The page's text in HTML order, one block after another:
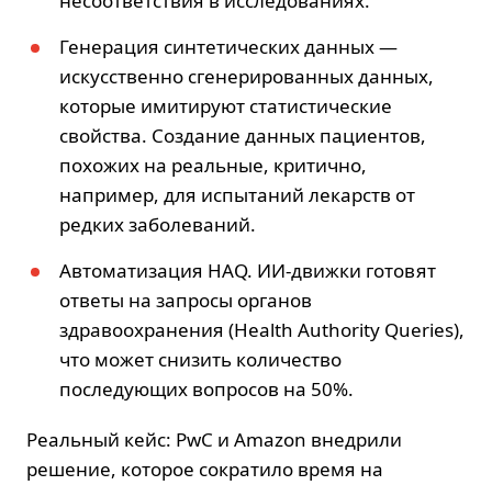
Генерация синтетических данных —
искусственно сгенерированных данных,
которые имитируют статистические
свойства. Создание данных пациентов,
похожих на реальные, критично,
например, для испытаний лекарств от
редких заболеваний.
Автоматизация HAQ. ИИ-движки готовят
ответы на запросы органов
здравоохранения (Health Authority Queries),
что может снизить количество
последующих вопросов на 50%.
Реальный кейс: PwC и Amazon внедрили
решение, которое сократило время на